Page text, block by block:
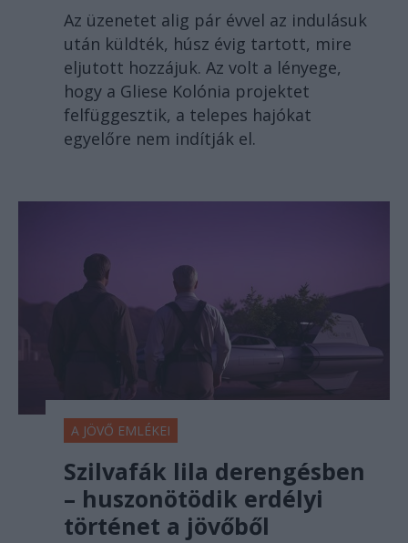
Az üzenetet alig pár évvel az indulásuk
után küldték, húsz évig tartott, mire
eljutott hozzájuk. Az volt a lényege,
hogy a Gliese Kolónia projektet
felfüggesztik, a telepes hajókat
egyelőre nem indítják el.
A JÖVŐ EMLÉKEI
Szilvafák lila derengésben
– huszonötödik erdélyi
történet a jövőből